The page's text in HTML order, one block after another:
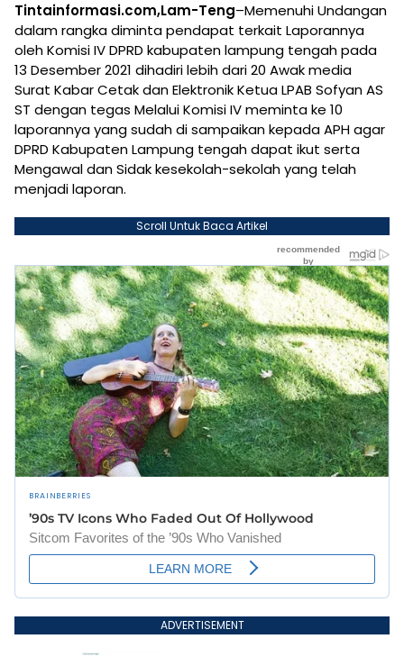
Tintainformasi.com,Lam-Teng–Memenuhi Undangan
dalam rangka diminta pendapat terkait Laporannya
oleh Komisi IV DPRD kabupaten lampung tengah pada
13 Desember 2021 dihadiri lebih dari 20 Awak media
Surat Kabar Cetak dan Elektronik Ketua LPAB Sofyan AS
ST dengan tegas Melalui Komisi IV meminta ke 10
laporannya yang sudah di sampaikan kepada APH agar
DPRD Kabupaten Lampung tengah dapat ikut serta
Mengawal dan Sidak kesekolah-sekolah yang telah
menjadi laporan.
Scroll Untuk Baca Artikel
ADVERTISEMENT